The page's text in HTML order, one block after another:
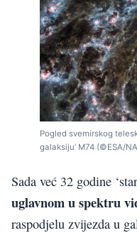
Pogled svemirskog
galaksiju’ M74 (©ESA/
Sada već 32 godine
uglavnom u spektru
raspodjelu zvijezda u